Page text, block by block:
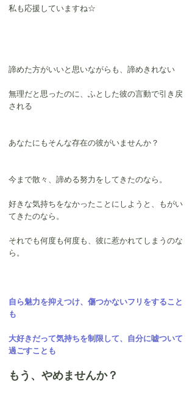
私も応援していますね☆
諦めた方がいいと思いながらも、諦めきれない
無理だと思ったのに、ふとした彼の言動で引き戻
される
あなたにもそんな存在の彼がいませんか？
今まで散々、諦める努力をしてきたのなら。
好きな気持ちをなかったことにしようと、もがい
てきたのなら。
それでも何度も何度も、彼に惹かれてしまうのな
ら。
自ら魅力を抑えつけ、傷つかないフリをすること
も
大好きだって気持ちを制限して、自分に嘘ついて
過ごすことも
もう、やめませんか？